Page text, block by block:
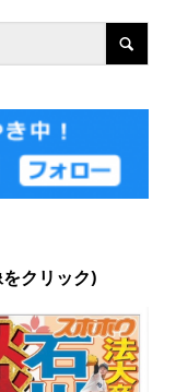
クリック)